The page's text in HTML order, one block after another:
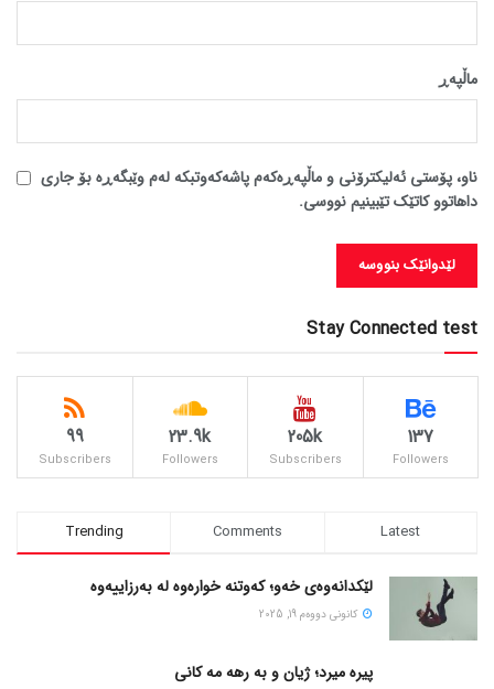
ماڵپه‌ڕ
ناو، پۆستی ئەلیکترۆنی و ماڵپەڕەکەم پاشەکەوتبکە لەم وێبگەڕە بۆ جاری
داهاتوو کاتێک تێبینیم نووسی.
Stay Connected test
137
Followers
205k
Subscribers
23.9k
Followers
99
Subscribers
Trending Comments Latest
لێکدانەوەی خەو؛ کەوتنە خوارەوە لە بەرزاییەوە
كانونی دووه‌م 19, 2025
پیره میرد؛ ژیان و به رهه مه کانی